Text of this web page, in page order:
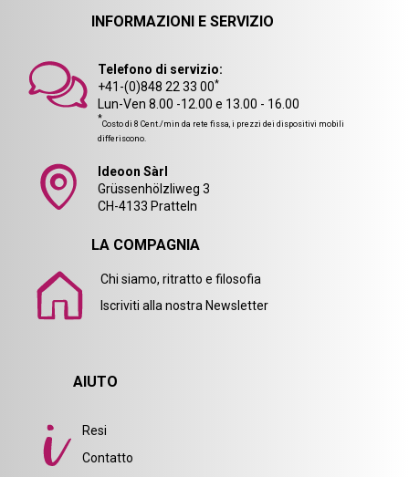
INFORMAZIONI E SERVIZIO
Telefono di servizio:
+41-(0)848 22 33 00*
Lun-Ven 8.00 -12.00 e 13.00 - 16.00
*Costo di 8 Cent./min da rete fissa, i prezzi dei dispositivi mobili
differiscono.
Ideoon Sàrl
Grüssenhölzliweg 3
CH-4133 Pratteln
LA COMPAGNIA
Chi siamo, ritratto e filosofia
Iscriviti alla nostra Newsletter
AIUTO
Resi
Contatto